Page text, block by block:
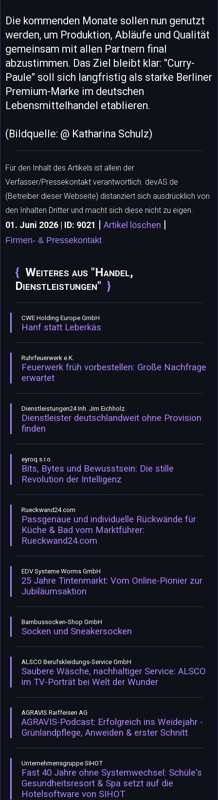
Die kommenden Monate sollen nun genutzt
werden, um Produktion, Abläufe und Qualität
gemeinsam mit allen Partnern final
abzustimmen. Das Ziel bleibt klar: "Curry-
Paule" soll sich langfristig als starke Berliner
Premium-Marke im deutschen
Lebensmittelhandel etablieren.
(Bildquelle: @ Katharina Schulz)
Für den Inhalt des Artikels ist allein der
Verfasser/Pressekontakt verantwortlich. devAS.de
(Betreiber dieser Webseite) distanziert sich ausdrücklich von
den Inhalten Dritter und macht sich diese nicht zu eigen.
01. Juni 2026 | ID: 9021 | Artikel löschen |
Firmen- & Pressekontakt
Weiteres aus "Handel,
Dienstleistungen"
CWE Holding Europe GmbH
Hanf statt Leberkäs
Ruhrfeuerwerk e.K.
Feuerwerk früh vorbestellen: Große Nachfrage
erwartet
Dienstleistungen24 Inh. Jim Eichholz
Dienstleister deutschlandweit ohne Provision
finden
eyroq s.r.o.
Bits, Bytes und Bewusstsein: Die stille
Revolution der Intelligenz
Rueckwand24.com
Passgenaue und individuelle Rückwände für
Küche & Bad vom Marktführer:
Rueckwand24.com
EDV Systeme Worms GmbH
25 Jahre Tintenmarkt: Vom Online-Pionier zur
Jubiläumsaktion
Bambussocken-Shop GmbH
Socken und Sneakersocken
ALSCO Berufskleidungs-Service GmbH
Saubere Wäsche, nachhaltiger Service: ALSCO
im TV-Porträt bei Welt der Wunder
AGRAVIS Raiffeisen AG
AGRAVIS-Podcast: Erfolgreich ins Weidejahr -
Grünlandpflege, Anweiden & erster Schnitt
Unternehmensgruppe SIHOT
Fast 40 Jahre ohne Systemwechsel: Schüle's
Gesundheitsresort & Spa setzt auf die
Hotelsoftware von SIHOT